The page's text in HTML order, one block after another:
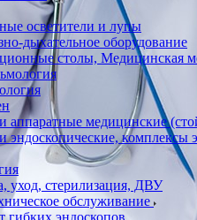
осветители и лупы
дыхательное оборудование
столы, Медицинская
аппаратные медицинские
эндоскопические, комплексы
уход, стерилизация, ДВУ
обслуживание
гибких эндоскопов